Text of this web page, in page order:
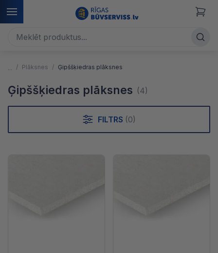
Plāksnes Ģipššķiedras plāksnes
Ģipššķiedras plāksnes (4)
FILTRS (0)